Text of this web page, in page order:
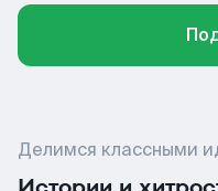
Делимся классными